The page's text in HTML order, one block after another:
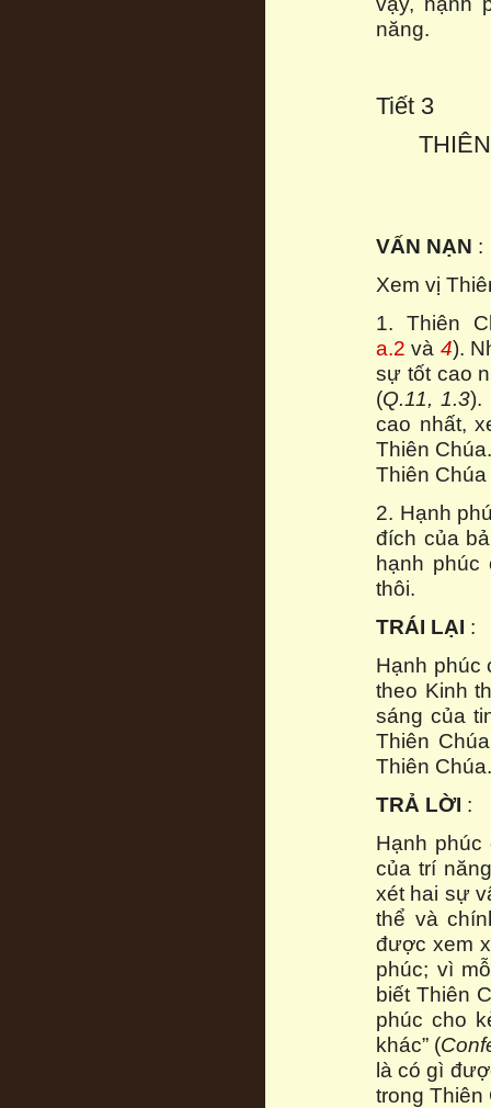
năng.
Tiết 3
VẤN NẠN :
Xem vị
1. Thiên
a.2 và 4).
sự tốt cao
(Q.11, 1.3).
cao nhất,
Thiên
Thiên
2. Hạnh
đích của
hạnh phúc
thôi.
TRÁI LẠI :
Hạnh phúc
theo Kinh
sáng của
Thiên
Thiên Chúa.
TRẢ LỜI :
Hạnh phúc
của trí
xét hai sự
thể và
được xem
phúc; vì
biết Thiên
phúc cho
khác” (
là có gì
trong Thiên